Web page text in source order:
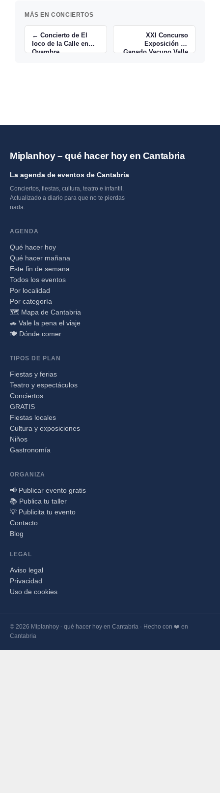
MÁS EN CONCIERTOS
← Concierto de El
loco de la Calle en
Oyambre
XXI Concurso
Exposición de
Ganado Vacuno Valle
Miplanhoy – qué hacer hoy en Cantabria
La agenda de eventos de Cantabria
Conciertos, fiestas, cultura, teatro e infantil.
Actualizado a diario para que no te pierdas
nada.
AGENDA
Qué hacer hoy
Qué hacer mañana
Este fin de semana
Todos los eventos
Por localidad
Por categoría
🗺️ Mapa de Cantabria
🚗 Vale la pena el viaje
🍽️ Dónde comer
TIPOS DE PLAN
Fiestas y ferias
Teatro y espectáculos
Conciertos
GRATIS
Fiestas locales
Cultura y exposiciones
Niños
Gastronomía
ORGANIZA
📢 Publicar evento gratis
📚 Publica tu taller
💡 Publicita tu evento
Contacto
Blog
LEGAL
Aviso legal
Privacidad
Uso de cookies
© 2026 Miplanhoy - qué hacer hoy en Cantabria · Hecho con ❤️ en
Cantabria